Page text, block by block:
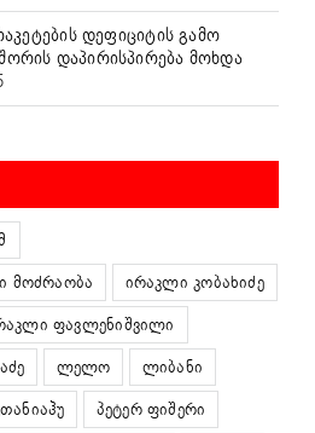
დეფიციტის გამო
დაპირისპირება მოხდა
მოძრაობა
ირაკლი კობახიძე
ფავლენიშვილი
ლელო
ლიბანი
პეტერ ფიშერი